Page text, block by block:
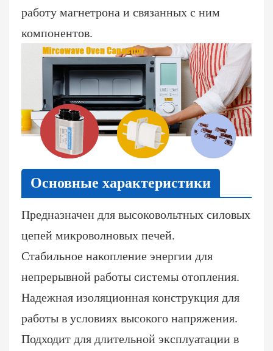
работу магнетрона и связанных с ним
компонентов.
Основные характеристики
Предназначен для высоковольтных силовых
цепей микроволновых печей.
Стабильное накопление энергии для
непрерывной работы системы отопления.
Надежная изоляционная конструкция для
работы в условиях высокого напряжения.
Подходит для длительной эксплуатации в